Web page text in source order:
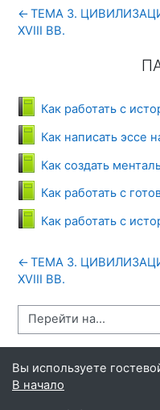
←ТЕМА 3.
ХVIII ВВ.
ПАМЯТКИ
Как работать с
Как написать эссе
Как создать
Как работать с
Как работать с
←ТЕМА 3.
ХVIII ВВ.
Вы используете
В начало